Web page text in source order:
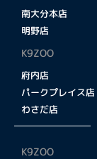
南大分本店
明野店
K9ZOO
府内店
パークプレイス店
わさだ店
K9ZOO